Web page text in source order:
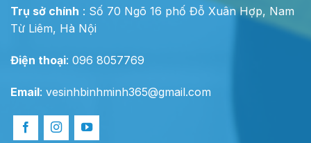
Trụ sở chính : Số 70 Ngõ 16 phố Đỗ Xuân Hợp, Nam
Từ Liêm, Hà Nội
Điện thoại: 096 8057769
Email: vesinhbinhminh365@gmail.com